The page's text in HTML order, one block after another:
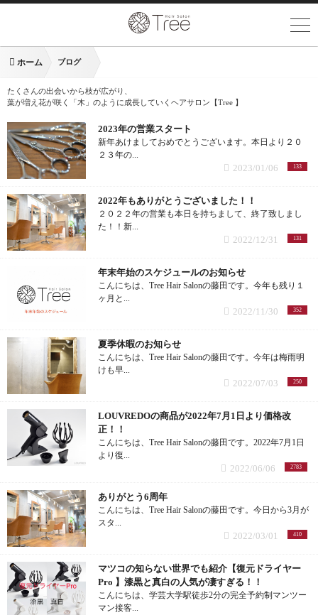
ホーム ブログ
たくさんの出会いから枝が広がり、
葉が増え花が咲く「木」のように成長していくヘアサロン【Tree 】
2023年の営業スタート
新年あけましておめでとうございます。本日より２０
２３年の...
133
2023/01/06
2022年もありがとうございました！！
２０２２年の営業も本日を持ちまして、終了致しまし
た！！新...
131
2022/12/31
年末年始のスケジュールのお知らせ
こんにちは、Tree Hair Salonの藤田です。今年も残り１
ヶ月と...
352
2022/11/30
夏季休暇のお知らせ
こんにちは、Tree Hair Salonの藤田です。今年は梅雨明
けも早...
250
2022/07/03
LOUVREDOの商品が2022年7月1日より価格改
正！！
こんにちは、Tree Hair Salonの藤田です。2022年7月1日
より復...
2783
2022/06/06
ありがとう6周年
こんにちは、Tree Hair Salonの藤田です。今日から3月が
スタ...
410
2022/03/01
マツコの知らない世界でも紹介【復元ドライヤー
Pro 】漆黒と真白の人気が凄すぎる！！
こんにちは、学芸大学駅徒歩2分の完全予約制マンツー
マン接客...